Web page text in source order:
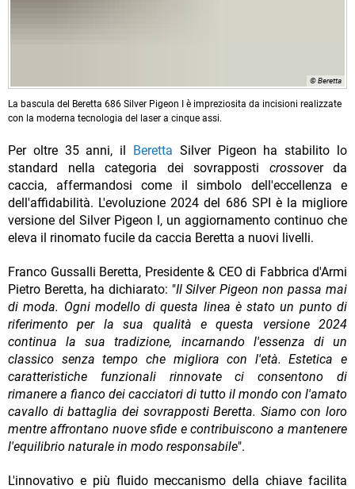
© Beretta
La bascula del Beretta 686 Silver Pigeon I è impreziosita da incisioni realizzate
con la moderna tecnologia del laser a cinque assi.
Per oltre 35 anni, il Beretta Silver Pigeon ha stabilito lo
standard nella categoria dei sovrapposti crossover da
caccia, affermandosi come il simbolo dell'eccellenza e
dell'affidabilità. L'evoluzione 2024 del 686 SPI è la migliore
versione del Silver Pigeon l, un aggiornamento continuo che
eleva il rinomato fucile da caccia Beretta a nuovi livelli.
Franco Gussalli Beretta, Presidente & CEO di Fabbrica d'Armi
Pietro Beretta, ha dichiarato: "Il Silver Pigeon non passa mai
di moda. Ogni modello di questa linea è stato un punto di
riferimento per la sua qualità e questa versione 2024
continua la sua tradizione, incarnando l'essenza di un
classico senza tempo che migliora con l'età. Estetica e
caratteristiche funzionali rinnovate ci consentono di
rimanere a fianco dei cacciatori di tutto il mondo con l'amato
cavallo di battaglia dei sovrapposti Beretta. Siamo con loro
mentre affrontano nuove sfide e contribuiscono a mantenere
l'equilibrio naturale in modo responsabile".
L'innovativo e più fluido meccanismo della chiave facilita